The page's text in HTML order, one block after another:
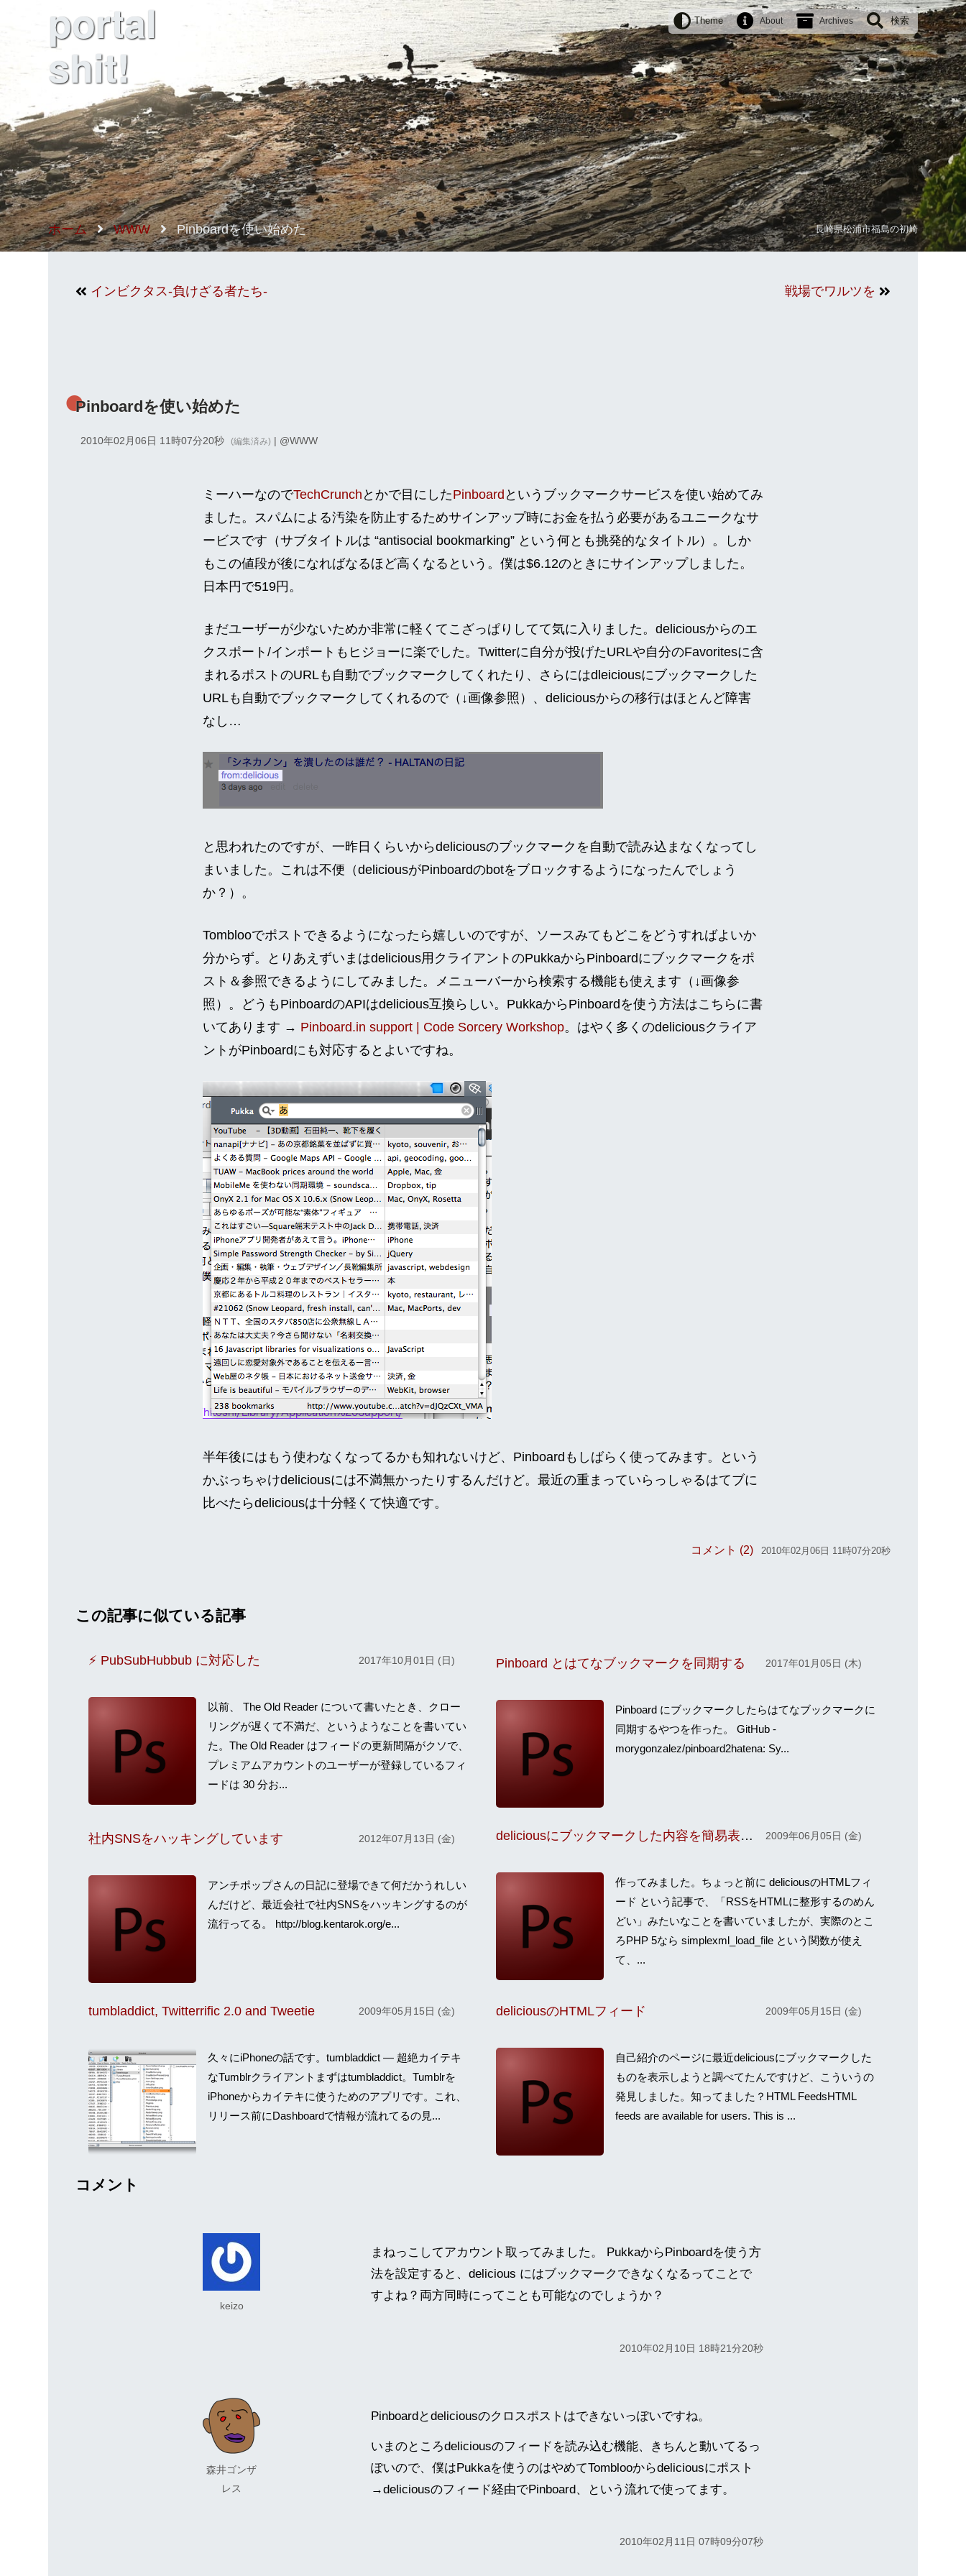
portal
shit!
Theme About Archives 検索
ホーム WWW Pinboardを使い始めた 長崎県松浦市福島の初崎
インビクタス‐負けざる者たち‐ 戦場でワルツを
Pinboardを使い始めた
2010年02月06日 11時07分20秒 (編集済み) | @WWW
ミーハーなのでTechCrunch とかで目にしたPinboard というブックマークサービスを使い始めてみ
ました。スパムによる汚染を防止するためサインアップ時にお金を払う必要があるユニークなサ
ービスです（サブタイトルは “antisocial bookmarking” という何とも挑発的なタイトル）。しか
もこの値段が後になればなるほど高くなるという。僕は$6.12のときにサインアップしました。
日本円で519円。
まだユーザーが少ないためか非常に軽くてこざっぱりしてて気に入りました。deliciousからのエ
クスポート/インポートもヒジョーに楽でした。Twitterに自分が投げたURLや自分のFavoritesに含
まれるポストのURLも自動でブックマークしてくれたり、さらにはdleiciousにブックマークした
URLも自動でブックマークしてくれるので（↓画像参照）、deliciousからの移行はほとんど障害
なし…
と思われたのですが、一昨日くらいからdeliciousのブックマークを自動で読み込まなくなってし
まいました。これは不便（deliciousがPinboardのbotをブロックするようになったんでしょう
か？）。
Tomblooでポストできるようになったら嬉しいのですが、ソースみてもどこをどうすればよいか
分からず。とりあえずいまはdelicious用クライアントのPukkaからPinboardにブックマークをポ
スト＆参照できるようにしてみました。メニューバーから検索する機能も使えます（↓画像参
照）。どうもPinboardのAPIはdelicious互換らしい。PukkaからPinboardを使う方法はこちらに書
いてあります → Pinboard.in support | Code Sorcery Workshop。はやく多くのdeliciousクライア
ントがPinboardにも対応するとよいですね。
半年後にはもう使わなくなってるかも知れないけど、Pinboardもしばらく使ってみます。という
かぶっちゃけdeliciousには不満無かったりするんだけど。最近の重まっていらっしゃるはてブに
比べたらdeliciousは十分軽くて快適です。
コメント (2) 2010年02月06日 11時07分20秒
この記事に似ている記事
⚡️ PubSubHubbub に対応した 2017年10月01日 (日)
以前、 The Old Reader について書いたとき、クロー
リングが遅くて不満だ、というようなことを書いてい
た。The Old Reader はフィードの更新間隔がクソで、
プレミアムアカウントのユーザーが登録しているフィ
ードは 30 分お...
Pinboard とはてなブックマークを同期する 2017年01月05日 (木)
Pinboard にブックマークしたらはてなブックマークに
同期するやつを作った。 GitHub -
morygonzalez/pinboard2hatena: Sy...
社内SNSをハッキングしています 2012年07月13日 (金)
アンチポップさんの日記に登場できて何だかうれしい
んだけど、最近会社で社内SNSをハッキングするのが
流行ってる。 http://blog.kentarok.org/e...
deliciousにブックマークした内容を簡易表示するプラグイン 2009年06月05日 (金)
作ってみました。ちょっと前に deliciousのHTMLフィ
ード という記事で、「RSSをHTMLに整形するのめん
どい」みたいなことを書いていましたが、実際のとこ
ろPHP 5なら simplexml_load_file という関数が使え
て、...
tumbladdict, Twitterrific 2.0 and Tweetie 2009年05月15日 (金)
久々にiPhoneの話です。tumbladdict — 超絶カイテキ
なTumblrクライアントまずはtumbladdict。Tumblrを
iPhoneからカイテキに使うためのアプリです。これ、
リリース前にDashboardで情報が流れてるの見...
deliciousのHTMLフィード 2009年05月15日 (金)
自己紹介のページに最近deliciousにブックマークした
ものを表示しようと調べてたんですけど、こういうの
発見しました。知ってました？HTML FeedsHTML
feeds are available for users. This is ...
コメント
keizo
まねっこしてアカウント取ってみました。 PukkaからPinboardを使う方
法を設定すると、delicious にはブックマークできなくなるってことで
すよね？両方同時にってことも可能なのでしょうか？
2010年02月10日 18時21分20秒
森井ゴンザ
レス
Pinboardとdeliciousのクロスポストはできないっぽいですね。
いまのところdeliciousのフィードを読み込む機能、きちんと動いてるっ
ぽいので、僕はPukkaを使うのはやめてTomblooからdeliciousにポスト
→deliciousのフィード経由でPinboard、という流れで使ってます。
2010年02月11日 07時09分07秒